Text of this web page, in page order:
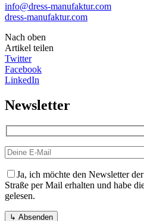
info@dress-manufaktur.com
dress-manufaktur.com
Nach oben
Artikel teilen
Twitter
Facebook
LinkedIn
Newsletter
Ja, ich möchte den Newsletter
Straße per Mail erhalten und habe
gelesen.